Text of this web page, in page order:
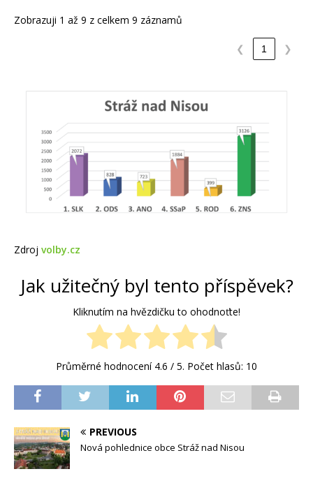
Zobrazuji 1 až 9 z celkem 9 záznamů
❮ 1 ❯
Zdroj volby.cz
Jak užitečný byl tento příspěvek?
Kliknutím na hvězdičku to ohodnoťte!
Průměrné hodnocení 4.6 / 5. Počet hlasů: 10
PREVIOUS
Nová pohlednice obce Stráž nad Nisou